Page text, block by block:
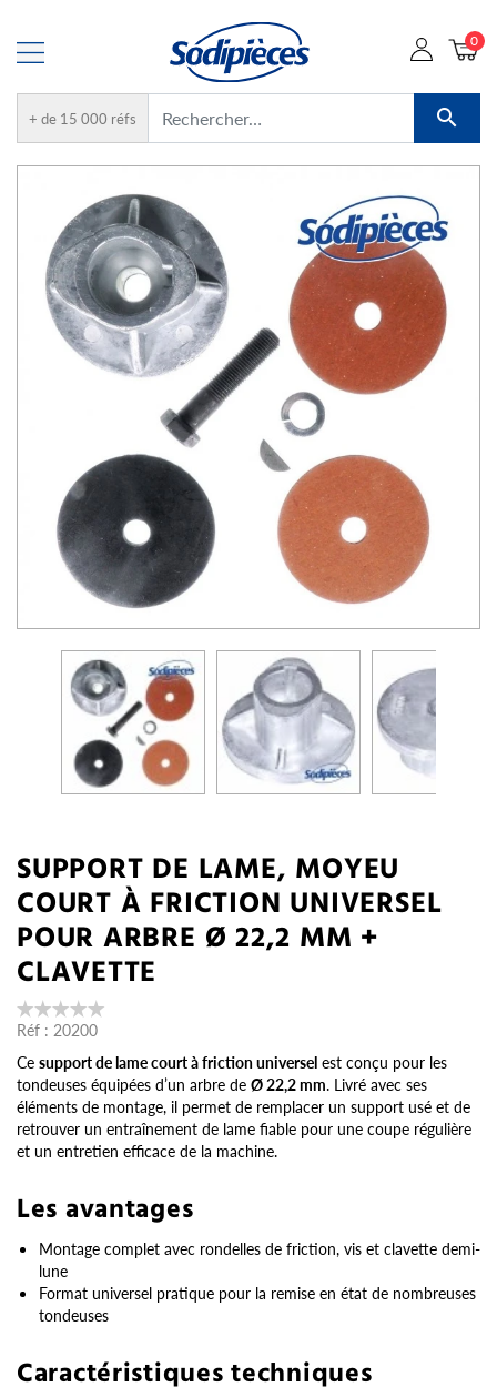
+ de 15 000 réfs 
0
SUPPORT DE LAME, MOYEU
COURT À FRICTION UNIVERSEL
POUR ARBRE Ø 22,2 MM +
CLAVETTE
Réf : 20200
Ce support de lame court à friction universel est conçu pour les
tondeuses équipées d’un arbre de Ø 22,2 mm. Livré avec ses
éléments de montage, il permet de remplacer un support usé et de
retrouver un entraînement de lame fiable pour une coupe régulière
et un entretien efficace de la machine.
Les avantages
Montage complet avec rondelles de friction, vis et clavette demi-
lune
Format universel pratique pour la remise en état de nombreuses
tondeuses
Caractéristiques techniques